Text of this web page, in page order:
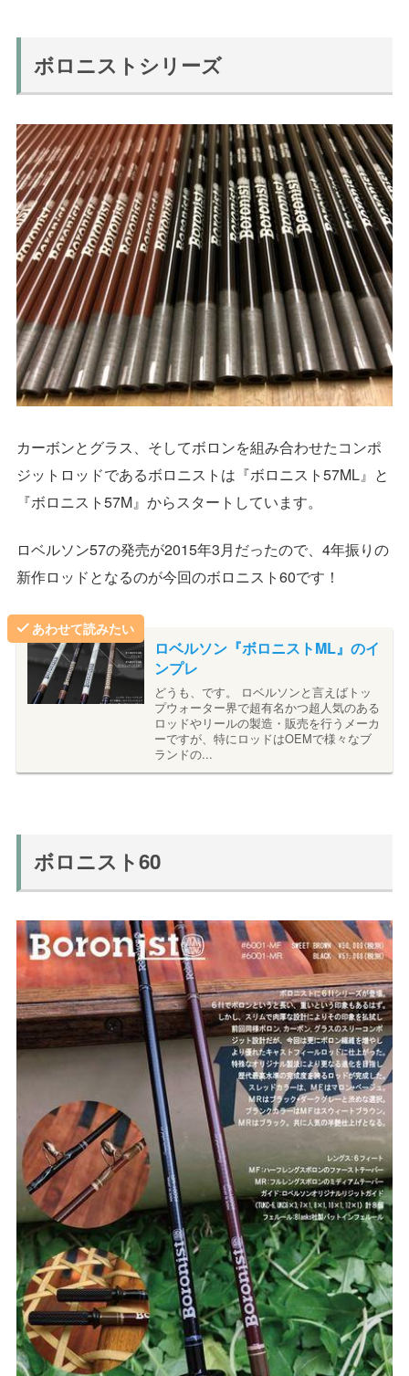
ボロニストシリーズ
カーボンとグラス、そしてボロンを組み合わせたコンポ
ジットロッドであるボロニストは『ボロニスト57ML』と
『ボロニスト57M』からスタートしています。
ロベルソン57の発売が2015年3月だったので、4年振りの
新作ロッドとなるのが今回のボロニスト60です！
あわせて読みたい
ロベルソン『ボロニストML』のイ
ンプレ
どうも、です。 ロベルソンと言えばトッ
プウォーター界で超有名かつ超人気のある
ロッドやリールの製造・販売を行うメーカ
ーですが、特にロッドはOEMで様々なブ
ランドの...
ボロニスト60